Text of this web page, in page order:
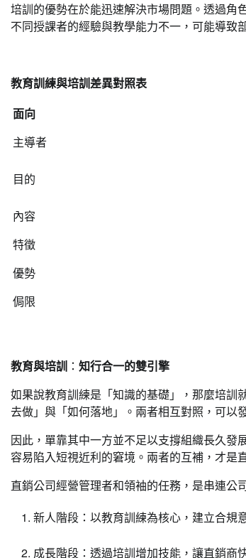
培訓的優勢在於能迅速解決市場問題。透過角
不同授課者的經驗與教學能力不一，可能導致
教育訓練與培訓差異對照表
面向
主導者
目的
內容
特徵
優勢
侷限
教育與培訓 ： 知行合一的雙引擎
如果說教育訓練是「知識的基礎」，那麼培訓
去做」與「如何落地」。兩者相互對照，可以
因此，單靠其中一方並不足以支撐組織長久
容易陷入短視近利的窘境。兩者的互補，才是
直銷公司經營管理者和領袖的任務，是串連公
新人階段：以教育訓練為核心，建立合規
成長階段：透過培訓增加技能，讓直銷商